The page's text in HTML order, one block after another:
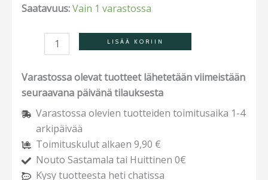
Saatavuus:Vain 1 varastossa
LISÄÄ KORIIN
Varastossa olevat tuotteet lähetetään viimeistään
seuraavana päivänä tilauksesta
Varastossa olevien tuotteiden toimitusaika 1-4
arkipäivää
Toimituskulut alkaen 9,90 €
Nouto Sastamala tai Huittinen 0€
Kysy tuotteesta heti chatissa